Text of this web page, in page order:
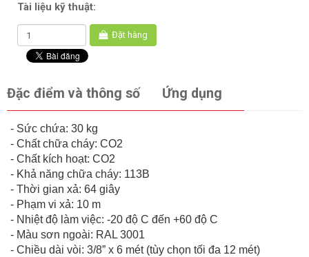
Tài liệu kỹ thuật:
Đặt hàng
Đặc điểm và thông số Ứng dụng
- Sức chứa: 30 kg
­- Chất chữa cháy: CO2
- Chất kích hoạt: CO2
- Khả năng chữa cháy: 113B
- Thời gian xả: 64 giây
- Phạm vi xả: 10 m
- Nhiệt độ làm việc: -20 độ C đến +60 độ C
- Màu sơn ngoài: RAL 3001
- Chiều dài vòi: 3/8” x 6 mét (tùy chọn tối đa 12 mét)